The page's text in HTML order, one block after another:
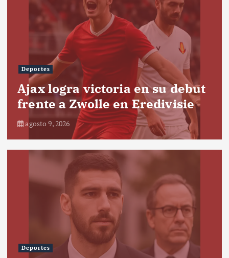
Deportes
Ajax logra victoria en su debut
frente a Zwolle en Eredivisie
agosto 9, 2026
Deportes